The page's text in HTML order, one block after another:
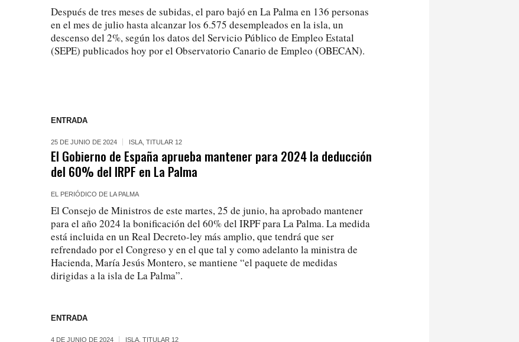
Después de tres meses de subidas, el paro bajó en La Palma en 136 personas
en el mes de julio hasta alcanzar los 6.575 desempleados en la isla, un
descenso del 2%, según los datos del Servicio Público de Empleo Estatal
(SEPE) publicados hoy por el Observatorio Canario de Empleo (OBECAN).
ENTRADA
25 DE JUNIO DE 2024 ISLA ,TITULAR 12
El Gobierno de España aprueba mantener para 2024 la deducción
del 60% del IRPF en La Palma
EL PERIÓDICO DE LA PALMA
El Consejo de Ministros de este martes, 25 de junio, ha aprobado mantener
para el año 2024 la bonificación del 60% del IRPF para La Palma. La medida
está incluida en un Real Decreto-ley más amplio, que tendrá que ser
refrendado por el Congreso y en el que tal y como adelanto la ministra de
Hacienda, María Jesús Montero, se mantiene “el paquete de medidas
dirigidas a la isla de La Palma”.
ENTRADA
4 DE JUNIO DE 2024 ISLA ,TITULAR 12